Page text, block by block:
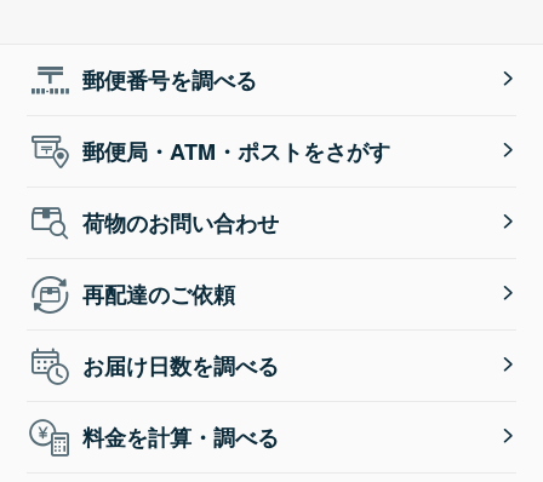
郵便番号を調べる
郵便局・ATM・ポストをさがす
荷物のお問い合わせ
再配達のご依頼
お届け日数を調べる
料金を計算・調べる